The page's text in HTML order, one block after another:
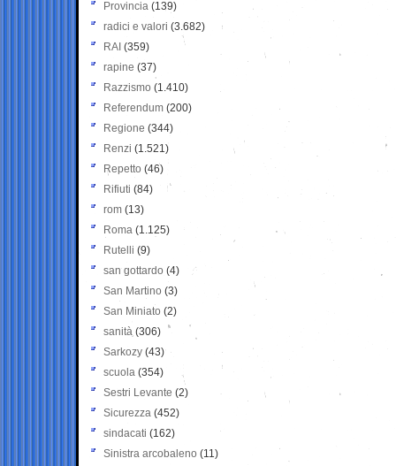
Provincia (139)
radici e valori (3.682)
RAI (359)
rapine (37)
Razzismo (1.410)
Referendum (200)
Regione (344)
Renzi (1.521)
Repetto (46)
Rifiuti (84)
rom (13)
Roma (1.125)
Rutelli (9)
san gottardo (4)
San Martino (3)
San Miniato (2)
sanità (306)
Sarkozy (43)
scuola (354)
Sestri Levante (2)
Sicurezza (452)
sindacati (162)
Sinistra arcobaleno (11)